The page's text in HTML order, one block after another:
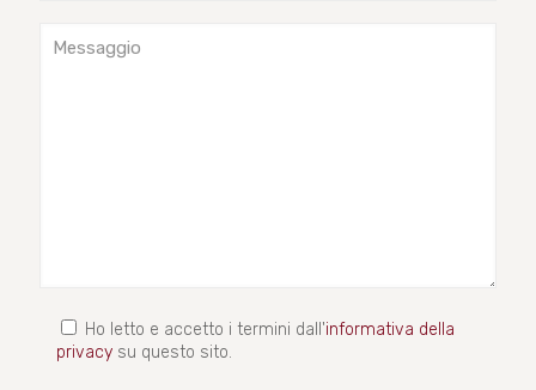
Ho letto e accetto i termini dall'informativa della
privacy su questo sito.